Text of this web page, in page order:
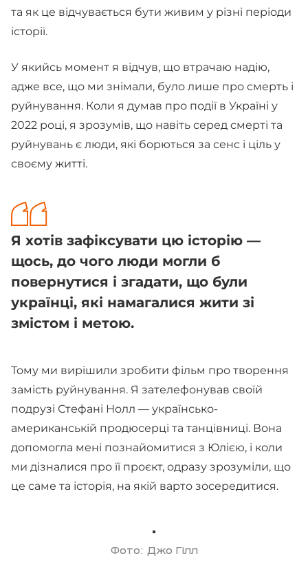
та як це відчувається бути живим у різні періоди
історії.
У якийсь момент я відчув, що втрачаю надію,
адже все, що ми знімали, було лише про смерть і
руйнування. Коли я думав про події в Україні у
2022 році, я зрозумів, що навіть серед смерті та
руйнувань є люди, які борються за сенс і ціль у
своєму житті.
Я хотів зафіксувати цю історію —
щось, до чого люди могли б
повернутися і згадати, що були
українці, які намагалися жити зі
змістом і метою.
Тому ми вирішили зробити фільм про творення
замість руйнування. Я зателефонував своїй
подрузі Стефані Нолл — українсько-
американській продюсерці та танцівниці. Вона
допомогла мені познайомитися з Юлією, і коли
ми дізналися про її проєкт, одразу зрозуміли, що
це саме та історія, на якій варто зосередитися.
Фото: Джо Гілл